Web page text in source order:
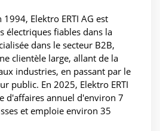
Elektro ERTI AG est
électriques fiables dans la
dans le secteur B2B,
clientèle large, allant de la
industries, en passant par le
public. En 2025, Elektro ERTI
d'affaires annuel d'environ 7
et emploie environ 35